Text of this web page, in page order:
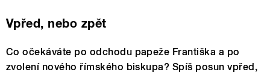
Vpřed, nebo zpět
Co očekáváte po odchodu papeže Františka a po
zvolení nového římského biskupa? Spíš posun vpřed,